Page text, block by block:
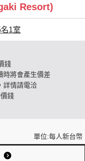
Resort)
1室
錢
時將會產生價差
詳情請電洽
錢
單位:每人新台幣